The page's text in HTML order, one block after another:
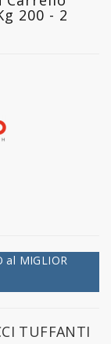
200 - 2
al MIGLIOR
TUFFANTI